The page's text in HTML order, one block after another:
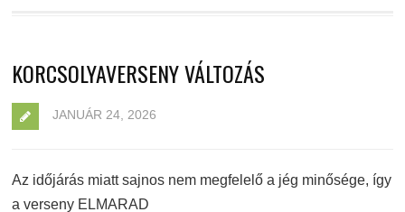
KORCSOLYAVERSENY VÁLTOZÁS
JANUÁR 24, 2026
Az időjárás miatt sajnos nem megfelelő a jég minősége, így
a verseny ELMARAD